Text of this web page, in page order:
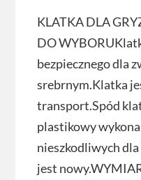
KLATKA DLA
DO
bezpiecznego dla
srebrnym.Klatka
transport.Spód
plastikowy
nieszkodliwych
jest